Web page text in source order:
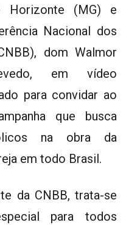
Horizonte (MG) e
Nacional dos
dom Walmor
em vídeo
para convidar ao
que busca
na obra da
em todo Brasil.
da CNBB, trata-se
para todos